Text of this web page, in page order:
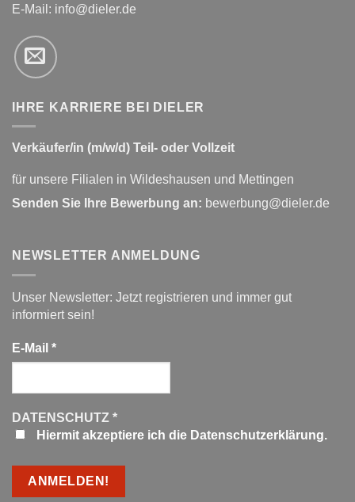
E-Mail: info@dieler.de
IHRE KARRIERE BEI DIELER
Verkäufer/in (m/w/d) Teil- oder Vollzeit
für unsere Filialen in Wildeshausen und Mettingen
Senden Sie Ihre Bewerbung an: bewerbung@dieler.de
NEWSLETTER ANMELDUNG
Unser Newsletter: Jetzt registrieren und immer gut
informiert sein!
E-Mail *
DATENSCHUTZ *
Hiermit akzeptiere ich die Datenschutzerklärung.